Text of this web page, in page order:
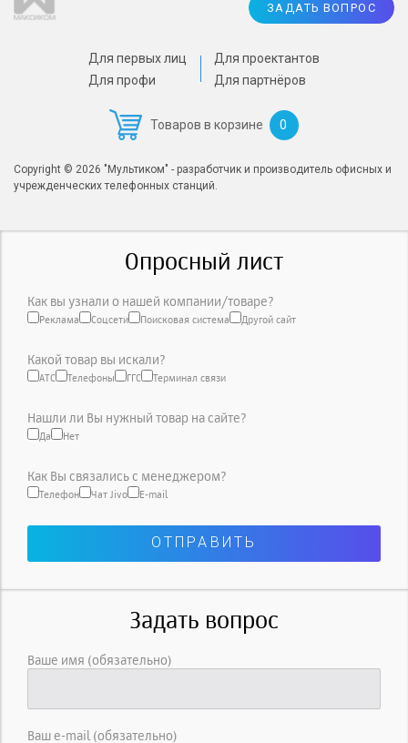
Для первых лиц
Для профи
Для проектантов
Для партнёров
Товаров в корзине 0
ЗАДАТЬ ВОПРОС
Copyright © 2026 "Мультиком" - разработчик и производитель офисных и
учрежденческих телефонных станций.
Опросный лист
Как вы узнали о нашей компании/товаре?
Реклама Соцсети Поисковая система Другой сайт
Какой товар вы искали?
АТС Телефоны ГГС Терминал связи
Нашли ли Вы нужный товар на сайте?
Да Нет
Как Вы связались с менеджером?
Телефон Чат Jivo E-mail
Задать вопрос
Ваше имя (обязательно)
Ваш e-mail (обязательно)